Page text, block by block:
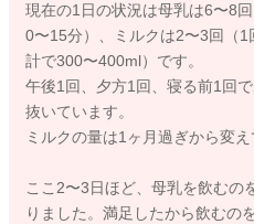
現在の1日の状況は母乳は6〜8
0〜15分）、ミルクは2〜3回（
計で300〜400ml）です。
午後1回、夕方1回、寝る前1回
抜いています。
ミルクの量は1ヶ月過ぎから変え
ここ2〜3日ほど、母乳を飲むの
りました。満足したから飲むの